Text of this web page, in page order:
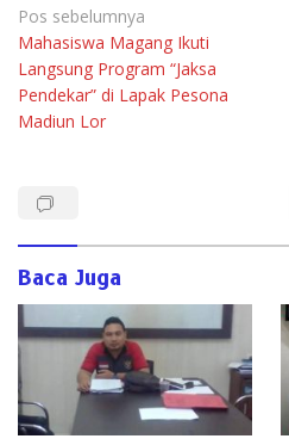
Navigasi
pos
Pos sebelumnya
Mahasiswa Magang Ikuti
Langsung Program “Jaksa
Pendekar” di Lapak Pesona
Madiun Lor
Baca Juga